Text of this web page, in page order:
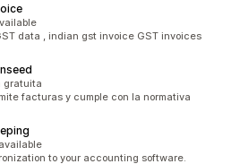
data , indian gst invoice GST invoices
gratuita
facturas y cumple con la normativa
to your accounting software.